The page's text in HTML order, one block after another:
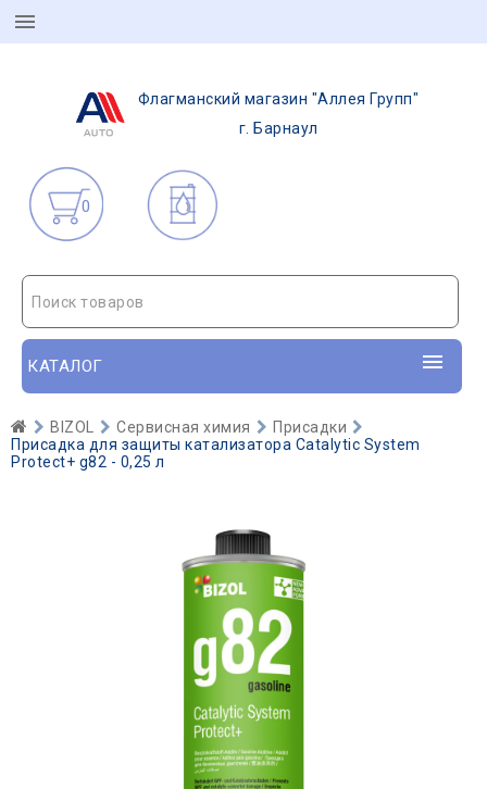
Флагманский магазин "Аллея Групп"
г. Барнаул
0
Поиск товаров
КАТАЛОГ
BIZOL Сервисная химия
Присадки
Присадка для защиты катализатора Catalytic System
Protect+ g82 - 0,25 л